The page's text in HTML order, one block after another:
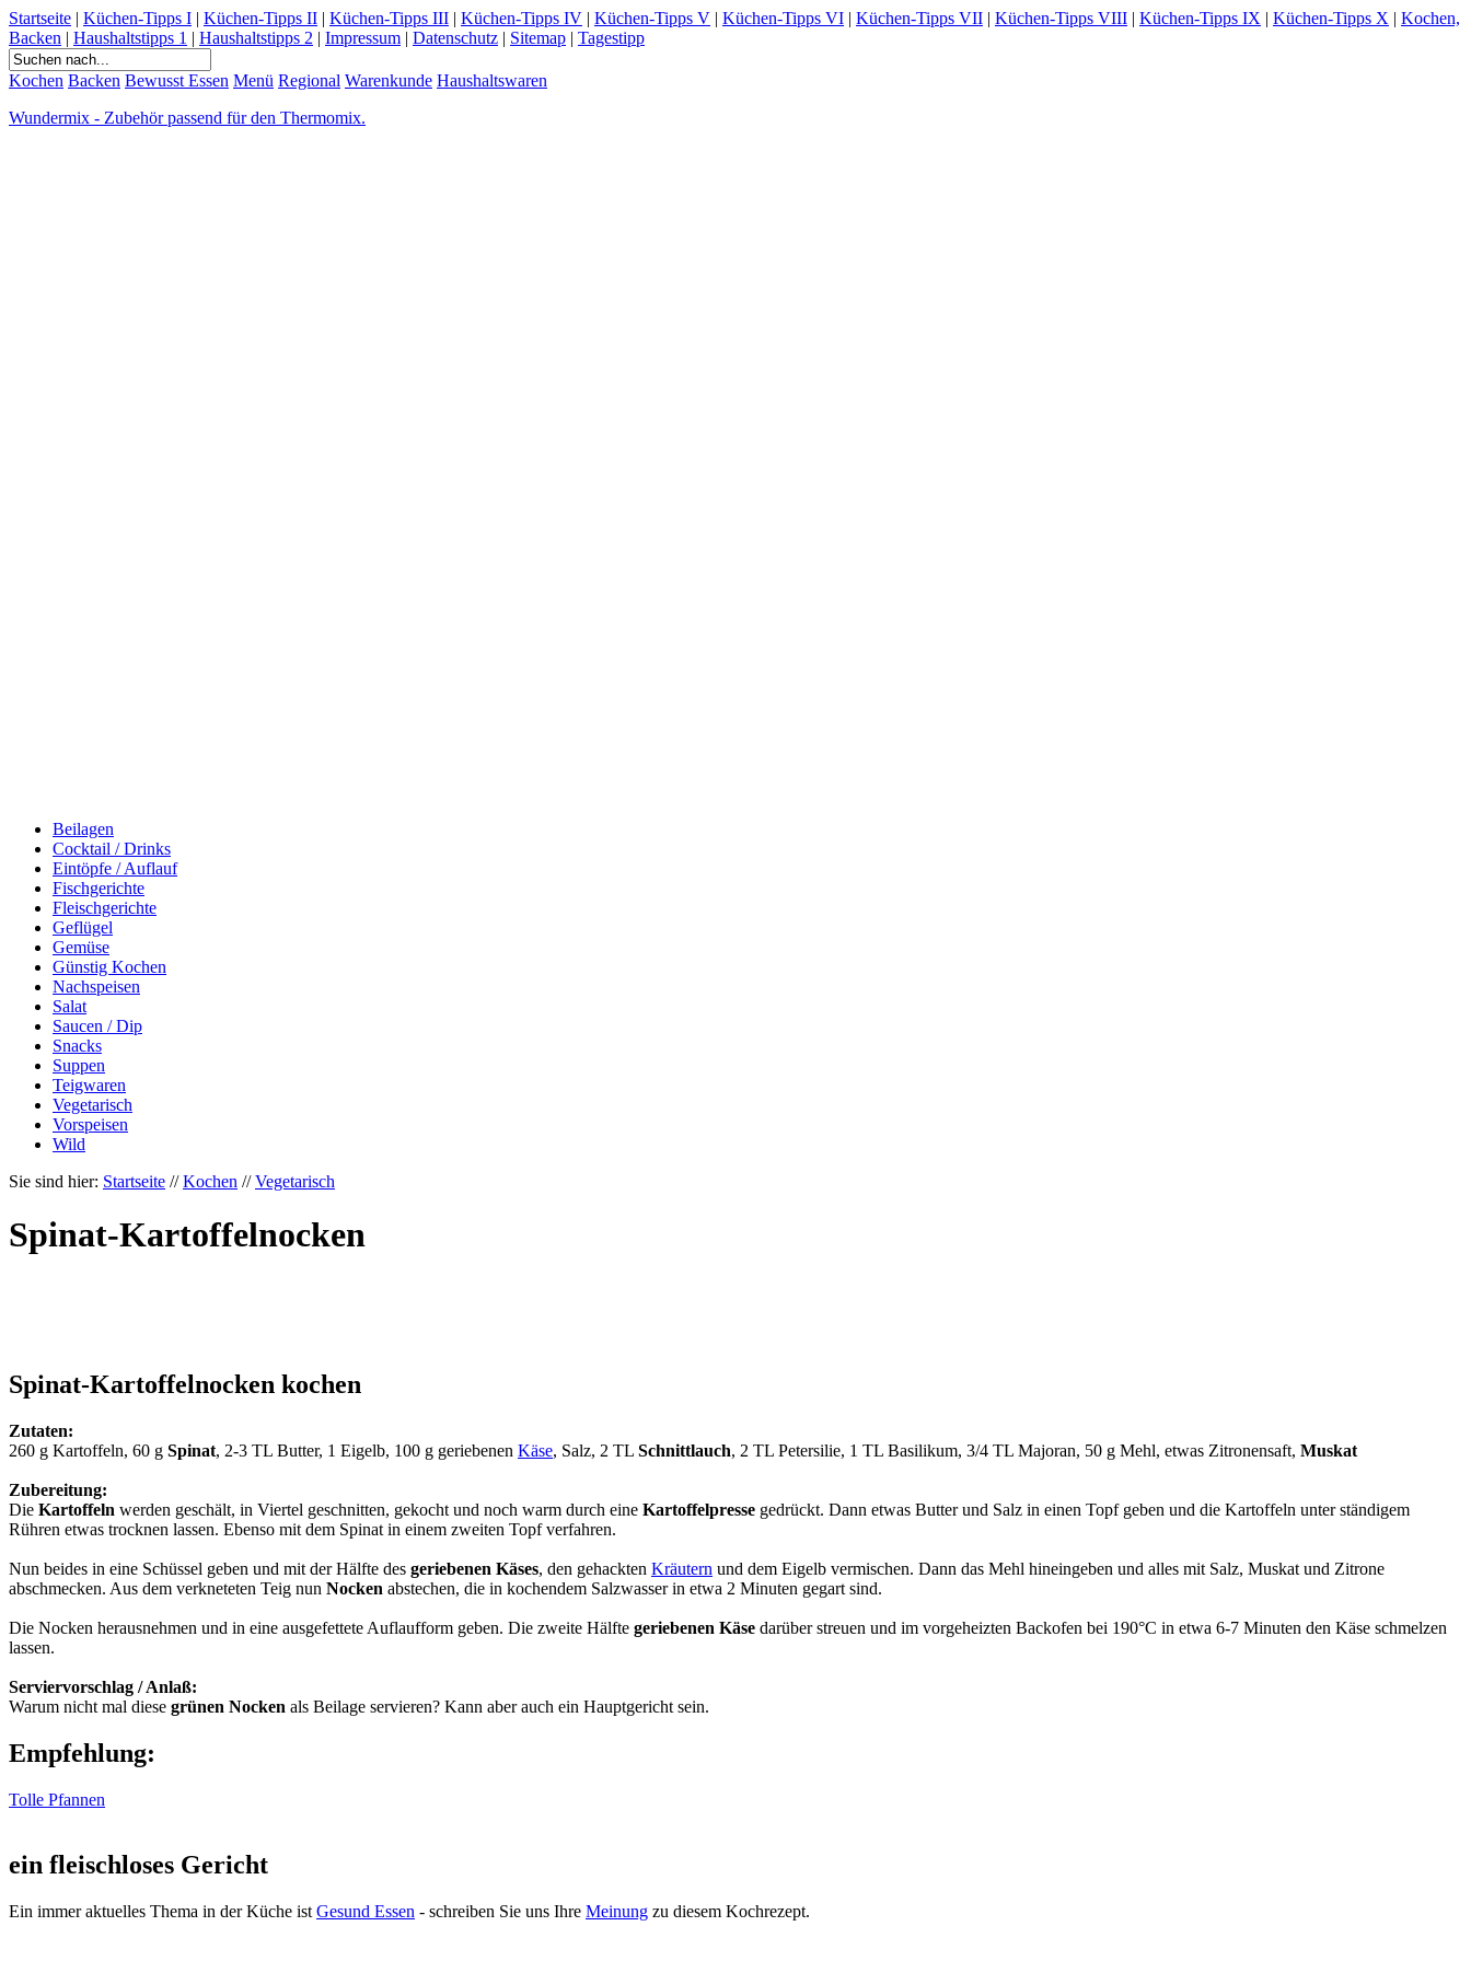
Startseite | Küchen-Tipps I | Küchen-Tipps II | Küchen-Tipps III | Küchen-Tipps IV | Küchen-Tipps V | Küchen-Tipps VI | Küchen-Tipps VII | Küchen-Tipps VIII | Küchen-Tipps IX | Küchen-Tipps X | Kochen,
Backen | Haushaltstipps 1 | Haushaltstipps 2 | Impressum | Datenschutz | Sitemap | Tagestipp
Kochen Backen Bewusst Essen Menü Regional Warenkunde Haushaltswaren
Wundermix - Zubehör passend für den Thermomix.
Beilagen
Cocktail / Drinks
Eintöpfe / Auflauf
Fischgerichte
Fleischgerichte
Geflügel
Gemüse
Günstig Kochen
Nachspeisen
Salat
Saucen / Dip
Snacks
Suppen
Teigwaren
Vegetarisch
Vorspeisen
Wild
Sie sind hier: Startseite //Kochen //Vegetarisch
Spinat-Kartoffelnocken
Spinat-Kartoffelnocken kochen
Zutaten:
260 g Kartoffeln, 60 g Spinat, 2-3 TL Butter, 1 Eigelb, 100 g geriebenen Käse, Salz, 2 TL Schnittlauch, 2 TL Petersilie, 1 TL Basilikum, 3/4 TL Majoran, 50 g Mehl, etwas Zitronensaft, Muskat
Zubereitung:
Die Kartoffeln werden geschält, in Viertel geschnitten, gekocht und noch warm durch eine Kartoffelpresse gedrückt. Dann etwas Butter und Salz in einen Topf geben und die Kartoffeln unter ständigem
Rühren etwas trocknen lassen. Ebenso mit dem Spinat in einem zweiten Topf verfahren.
Nun beides in eine Schüssel geben und mit der Hälfte des geriebenen Käses, den gehackten Kräutern und dem Eigelb vermischen. Dann das Mehl hineingeben und alles mit Salz, Muskat und Zitrone
abschmecken. Aus dem verkneteten Teig nun Nocken abstechen, die in kochendem Salzwasser in etwa 2 Minuten gegart sind.
Die Nocken herausnehmen und in eine ausgefettete Auflaufform geben. Die zweite Hälfte geriebenen Käse darüber streuen und im vorgeheizten Backofen bei 190°C in etwa 6-7 Minuten den Käse schmelzen
lassen.
Serviervorschlag / Anlaß:
Warum nicht mal diese grünen Nocken als Beilage servieren? Kann aber auch ein Hauptgericht sein.
Empfehlung:
Tolle Pfannen
ein fleischloses Gericht
Ein immer aktuelles Thema in der Küche ist Gesund Essen - schreiben Sie uns Ihre Meinung zu diesem Kochrezept.